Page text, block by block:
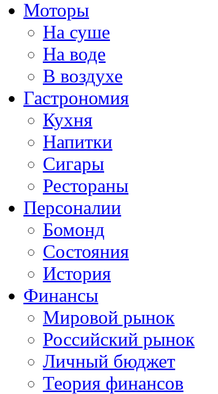
Моторы
На суше
На воде
В воздухе
Гастрономия
Кухня
Напитки
Сигары
Рестораны
Персоналии
Бомонд
Состояния
История
Финансы
Мировой рынок
Российский рынок
Личный бюджет
Теория финансов